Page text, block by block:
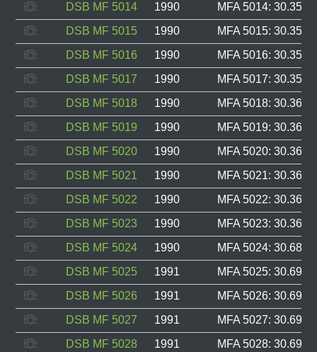
DSB MF 5014
1990
MFA 5014:
DSB MF 5015
1990
MFA 5015:
DSB MF 5016
1990
MFA 5016:
DSB MF 5017
1990
MFA 5017:
DSB MF 5018
1990
MFA 5018:
DSB MF 5019
1990
MFA 5019:
DSB MF 5020
1990
MFA 5020:
DSB MF 5021
1990
MFA 5021:
DSB MF 5022
1990
MFA 5022:
DSB MF 5023
1990
MFA 5023:
DSB MF 5024
1990
MFA 5024:
DSB MF 5025
1991
MFA 5025:
DSB MF 5026
1991
MFA 5026:
DSB MF 5027
1991
MFA 5027:
DSB MF 5028
1991
MFA 5028: